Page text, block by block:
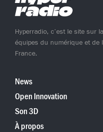
Hyperradio, c’est le site sur
équipes du numérique et de
France.
News
Open Innovation
Son 3D
À propos